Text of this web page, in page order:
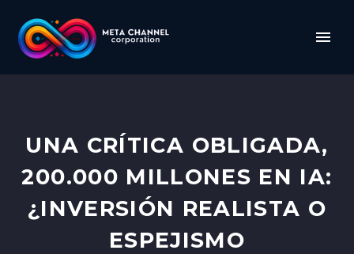
UNA CRÍTICA OBLIGADA,
200.000 MILLONES EN IA:
¿INVERSIÓN REALISTA O
ESPEJISMO